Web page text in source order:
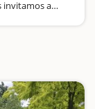
invitamos a
norte de